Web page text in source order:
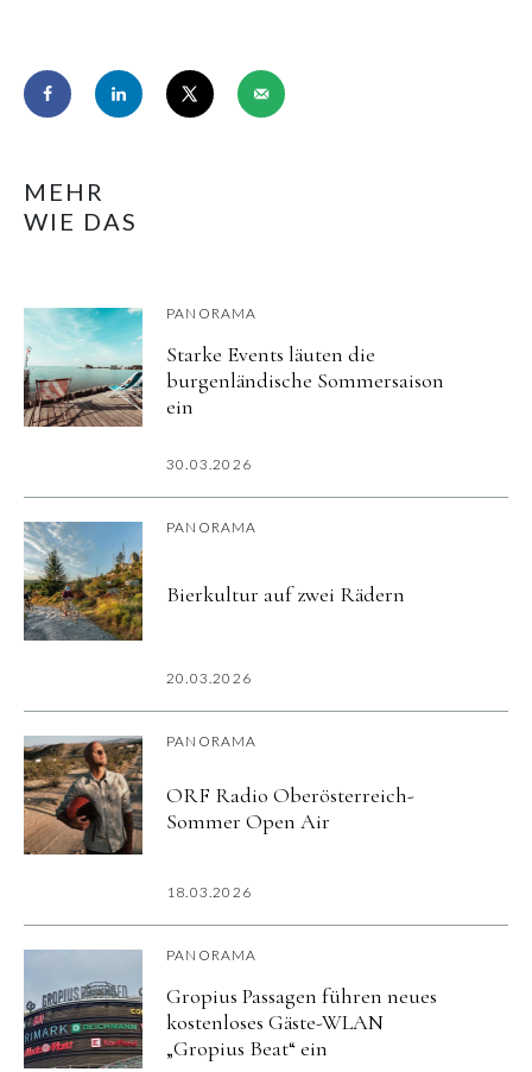
MEHR
WIE DAS
PANORAMA
Starke Events läuten die
burgenländische Sommersaison
ein
30.03.2026
PANORAMA
Bierkultur auf zwei Rädern
20.03.2026
PANORAMA
ORF Radio Oberösterreich-
Sommer Open Air
18.03.2026
PANORAMA
Gropius Passagen führen neues
kostenloses Gäste-WLAN
„Gropius Beat“ ein